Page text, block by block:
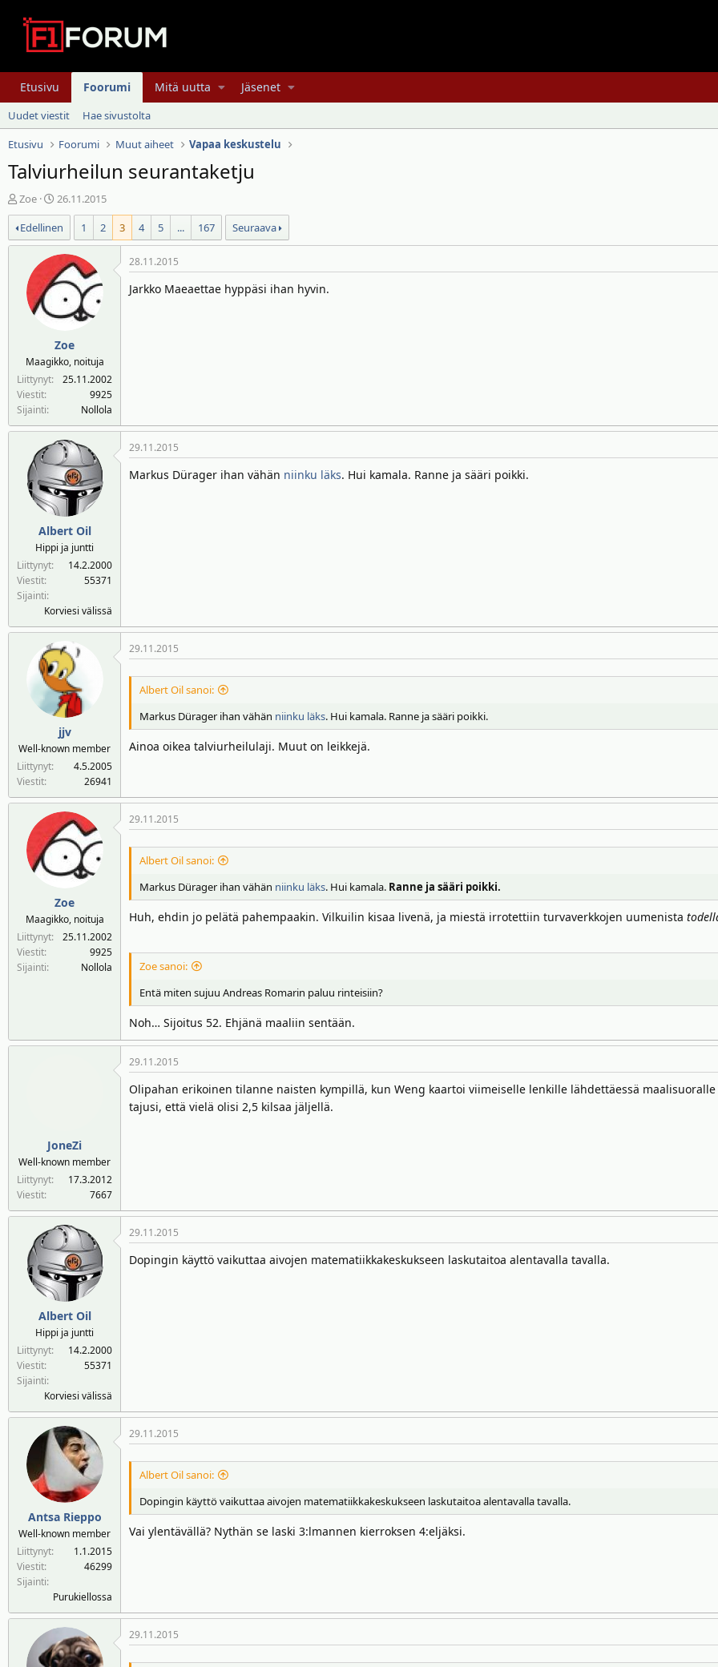
Etusivu Foorumi Mitä uutta Jäsenet
Uudet viestit
Hae sivustolta
Etusivu
Foorumi Muut aiheet Vapaa keskustelu
Talviurheilun seurantaketju
V
i
e
s
n
a
l
o
Zoe
A
l
o
i
u
i
v
ä
r
26.11.2015
Edellinen
1 2 3 4 5 ... 167 Seuraava
Zoe
Maagikko, noituja
Liittynyt
25.11.2002
Viestit
9925
Sijainti
Nollola
28.11.2015
Jarkko Maeaettae hyppäsi ihan hyvin.
Albert Oil
Hippi ja juntti
Liittynyt
14.2.2000
Viestit
55371
Sijainti
Korviesi välissä
29.11.2015
Markus Dürager ihan vähän niinku läks. Hui kamala. Ranne ja sääri poikki.
jjv
Well-known member
Liittynyt
4.5.2005
Viestit
26941
29.11.2015
Albert Oil sanoi:
Markus Dürager ihan vähän niinku läks. Hui kamala. Ranne ja sääri poikki.
Ainoa oikea talviurheilulaji. Muut on leikkejä.
Zoe
Maagikko, noituja
Liittynyt
25.11.2002
Viestit
9925
Sijainti
Nollola
29.11.2015
Albert Oil sanoi:
Markus Dürager ihan vähän niinku läks. Hui kamala. Ranne ja sääri poikki.
Huh, ehdin jo pelätä pahempaakin. Vilkuilin kisaa livenä, ja miestä irrotettiin turvaverkkojen uumenista
Zoe sanoi:
Entä miten sujuu Andreas Romarin paluu rinteisiin?
Noh… Sijoitus 52. Ehjänä maaliin sentään.
JoneZi
Well-known member
Liittynyt
17.3.2012
Viestit
7667
29.11.2015
Olipahan erikoinen tilanne naisten kympillä, kun Weng kaartoi viimeiselle lenkille lähdettäessä
tajusi, että vielä olisi 2,5 kilsaa jäljellä.
Albert Oil
Hippi ja juntti
Liittynyt
14.2.2000
Viestit
55371
Sijainti
Korviesi välissä
29.11.2015
Dopingin käyttö vaikuttaa aivojen matematiikkakeskukseen laskutaitoa alentavalla tavalla.
Antsa Rieppo
Well-known member
Liittynyt
1.1.2015
Viestit
46299
Sijainti
Purukiellossa
29.11.2015
Albert Oil sanoi:
Dopingin käyttö vaikuttaa aivojen matematiikkakeskukseen laskutaitoa alentavalla tavalla.
Vai ylentävällä? Nythän se laski 3:lmannen kierroksen 4:eljäksi.
29.11.2015